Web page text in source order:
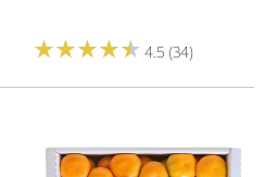
★★★★★
★★★★★ 4.5 (34)